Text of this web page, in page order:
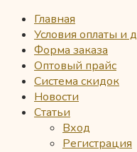
Главная
Условия оплаты и
Форма заказа
Оптовый прайс
Система скидок
Новости
Статьи
Вход
Регистрация